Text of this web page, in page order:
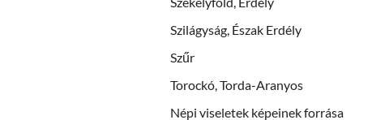
Szilágyság, Észak Erdély
Szűr
Torockó, Torda-Aranyos
Népi viseletek képeinek forrása